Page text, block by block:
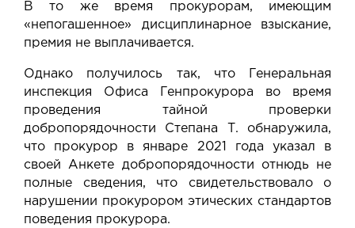
В то же время прокурорам, имеющим
«непогашенное» дисциплинарное взыскание,
премия не выплачивается.
Однако получилось так, что Генеральная
инспекция Офиса Генпрокурора во время
проведения тайной проверки
добропорядочности Степана Т. обнаружила,
что прокурор в январе 2021 года указал в
своей Анкете добропорядочности отнюдь не
полные сведения, что свидетельствовало о
нарушении прокурором этических стандартов
поведения прокурора.